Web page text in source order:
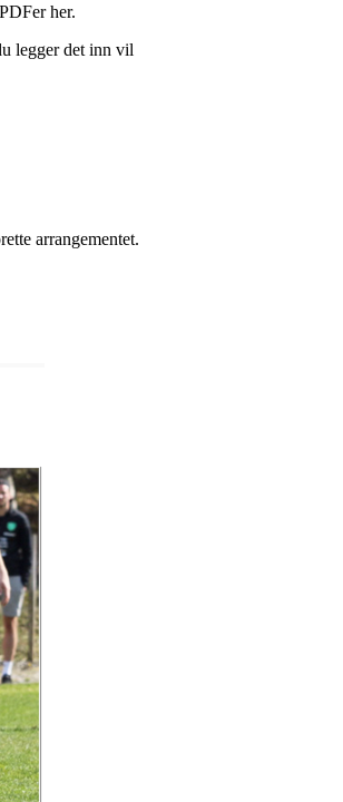
her.
legger det inn vil
arrangementet.